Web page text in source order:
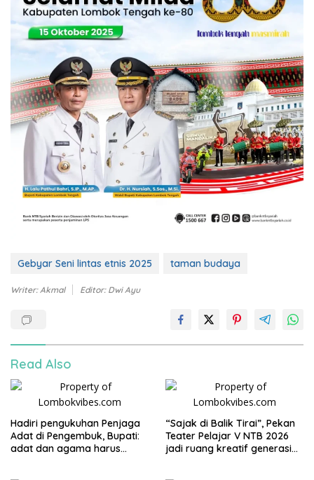
Gebyar Seni lintas etnis 2025 taman budaya
Writer: Akmal Editor: Dwi Ayu
Read Also
Hadiri pengukuhan Penjaga
Adat di Pengembuk, Bupati:
adat dan agama harus
“Sajak di Balik Tirai”, Pekan
Teater Pelajar V NTB 2026
jadi ruang kreatif generasi